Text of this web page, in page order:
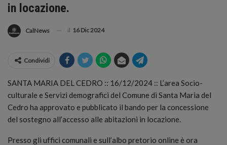
in locazione.
CalNews il 16 Dic 2024
Condividi
SANTA MARIA DEL CEDRO :: 16/12/2024 :: L’area Socio-
culturale e Servizi demografici del Comune di Santa Maria del
Cedro ha approvato e pubblicato il bando per la concessione
del sostegno all’accesso alle abitazioni in locazione.
Presso gli uffici comunali e sull’albo pretorio online è ora